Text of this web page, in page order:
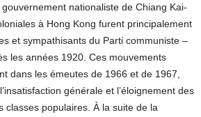
nationaliste de Chiang Kai-
à Hong Kong furent principalement
et sympathisants du Parti communiste –
les années 1920. Ces mouvements
dans les émeutes de 1966 et de 1967,
générale et l’éloignement des
classes populaires. À la suite de la